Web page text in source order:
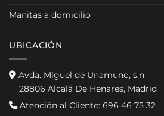
Manitas a domicilio
UBICACIÓN
Avda. Miguel de Unamuno, s.n
28806 Alcalá De Henares, Madrid
Atención al Cliente: 696 46 75 32